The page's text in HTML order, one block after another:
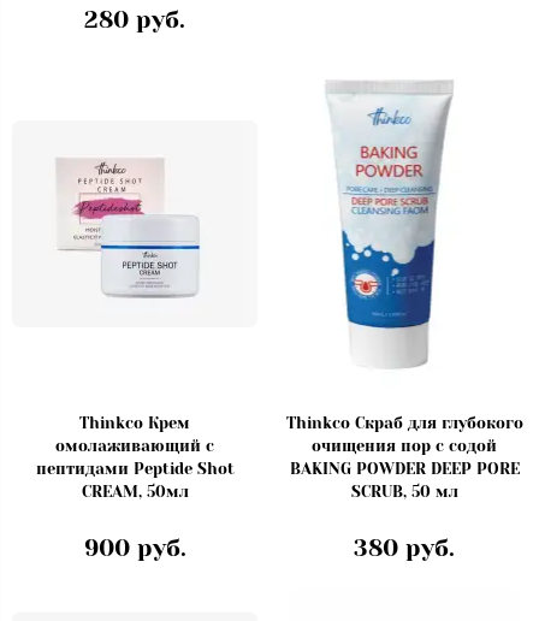
280 руб.
Thinkco Крем
омолаживающий с
пептидами Peptide Shot
CREAM, 50мл
900 руб.
Thinkco Скраб для глубокого
очищения пор с содой
BAKING POWDER DEEP PORE
SCRUB, 50 мл
380 руб.